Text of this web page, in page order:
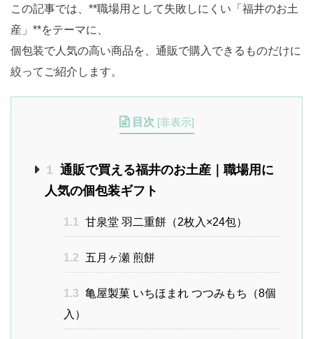
この記事では、**職場用として失敗しにくい「福井のお土
産」**をテーマに、
個包装で人気の高い商品を、通販で購入できるものだけに
絞ってご紹介します。
目次 [非表示]
1 通販で買える福井のお土産｜職場用に
人気の個包装ギフト
1.1 甘泉堂 羽二重餅（2枚入×24包）
1.2 五月ヶ瀬 煎餅
1.3 亀屋製菓 いちほまれ つつみもち（8個
入）